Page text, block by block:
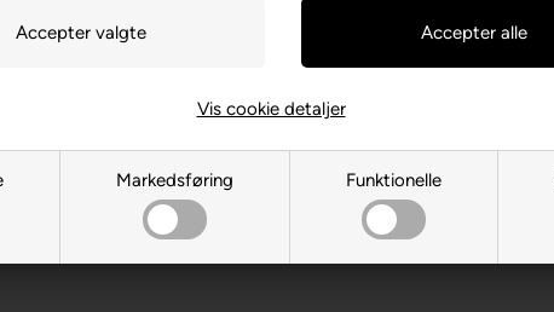
Markedsføring Funktionelle
Vis cookie detaljer
Oro Valley, 85755, USA
Indeholder små dele.